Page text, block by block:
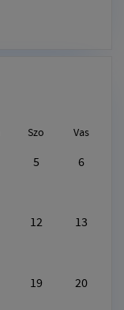
Szo Vas
5 6
12 13
19 20